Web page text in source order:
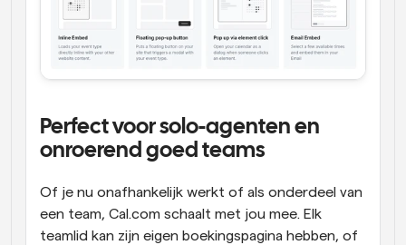
Perfect voor solo-agenten en
onroerend goed teams
Of je nu onafhankelijk werkt of als onderdeel van
een team, Cal.com schaalt met jou mee. Elk
teamlid kan zijn eigen boekingspagina hebben, of